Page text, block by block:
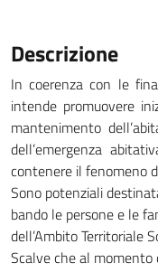
Descrizione
In coerenza con le
intende promuovere
mantenimento
dell’emergenza
contenere il fenomeno
Sono potenziali
bando le persone e le
dell’Ambito Territoriale
Scalve che al